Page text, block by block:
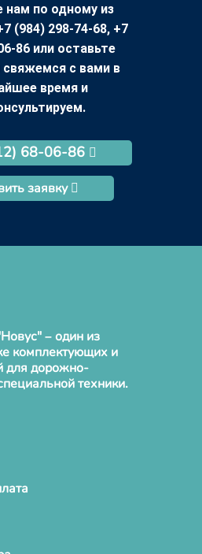
нам по одному из
(984) 298-74-68, +7
86 или оставьте
с вами в
время и
68-06-86
заявку
– один из
комплектующих и
для дорожно-
техники.